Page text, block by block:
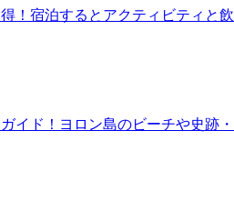
！宿泊するとアクティビティと飲
イド！ヨロン島のビーチや史跡・